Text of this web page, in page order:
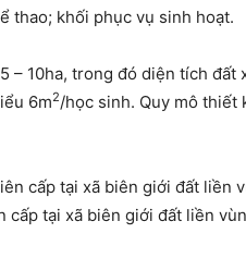
thao; khối phục vụ sinh hoạt.
– 10ha, trong đó diện tích đất
6m2/học sinh. Quy mô thiết
tại xã biên giới đất liền